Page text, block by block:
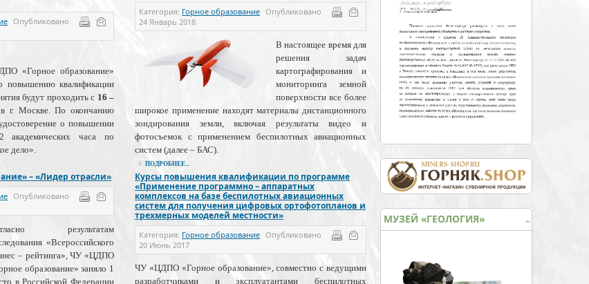
Опубликовано
«Горное образование»
повышению квалификации
будут проходить с 16 –
г. Москве. По окончанию
о повышении
академических часа по
дело».
Категория: Горное образование Опубликовано
24 Январь 2018
В настоящее время для
решения задач
картографирования и
мониторинга земной
поверхности все более
широкое применение находят материалы дистанционного
зондирования земли, включая результаты видео и
фотосъемок с применением беспилотных авиационных
систем (далее – БАС).
ПОДРОБНЕЕ...
– «Лидер отрасли»
Опубликовано
результатам
«Всероссийского
– рейтинга», ЧУ «ЦДПО
образование» заняло 1
в Российской Федерации
Курсы повышения квалификации по программе
«Применение программно – аппаратных
комплексов на базе беспилотных авиационных
систем для получения цифровых ортофотопланов и
трехмерных моделей местности»
Категория: Горное образование Опубликовано
20 Июнь 2017
ЧУ «ЦДПО «Горное образование», совместно с ведущими
разработчиками и эксплуатантами беспилотных
МУЗЕЙ «ГЕОЛОГИЯ»